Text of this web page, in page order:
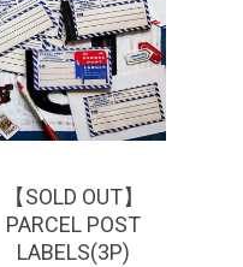
¥330
【SOLD OUT】
PARCEL POST
LABELS(3P)